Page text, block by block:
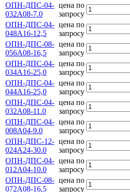
ОПН-ДПС-04-
032А08-7.0
цена по
запросу
ОПН-ДПС-04-
048А16-12,5
цена по
запросу
ОПН-ДПС-08-
056А08-16,5
цена по
запросу
ОПН-ДПС-04-
034А16-25,0
цена по
запросу
ОПН-ДПС-04-
044А16-25,0
цена по
запросу
ОПН-ДПС-04-
032А08-11.0
цена по
запросу
ОПН-ДПС-04-
008А04-9.0
цена по
запросу
ОПН-ДПС-12-
024А24-30.0
цена по
запросу
ОПН-ДПС-04-
012А04-10.0
цена по
запросу
ОПН-ДПС-08-
072А08-16,5
цена по
запросу